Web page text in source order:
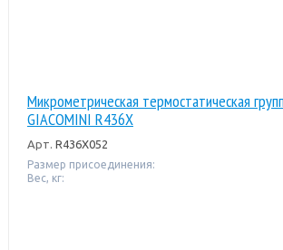
Микрометрическая термостатическая
GIACOMINI R436X
Арт. R436X052
Размер присоединения:
Вес, кг: